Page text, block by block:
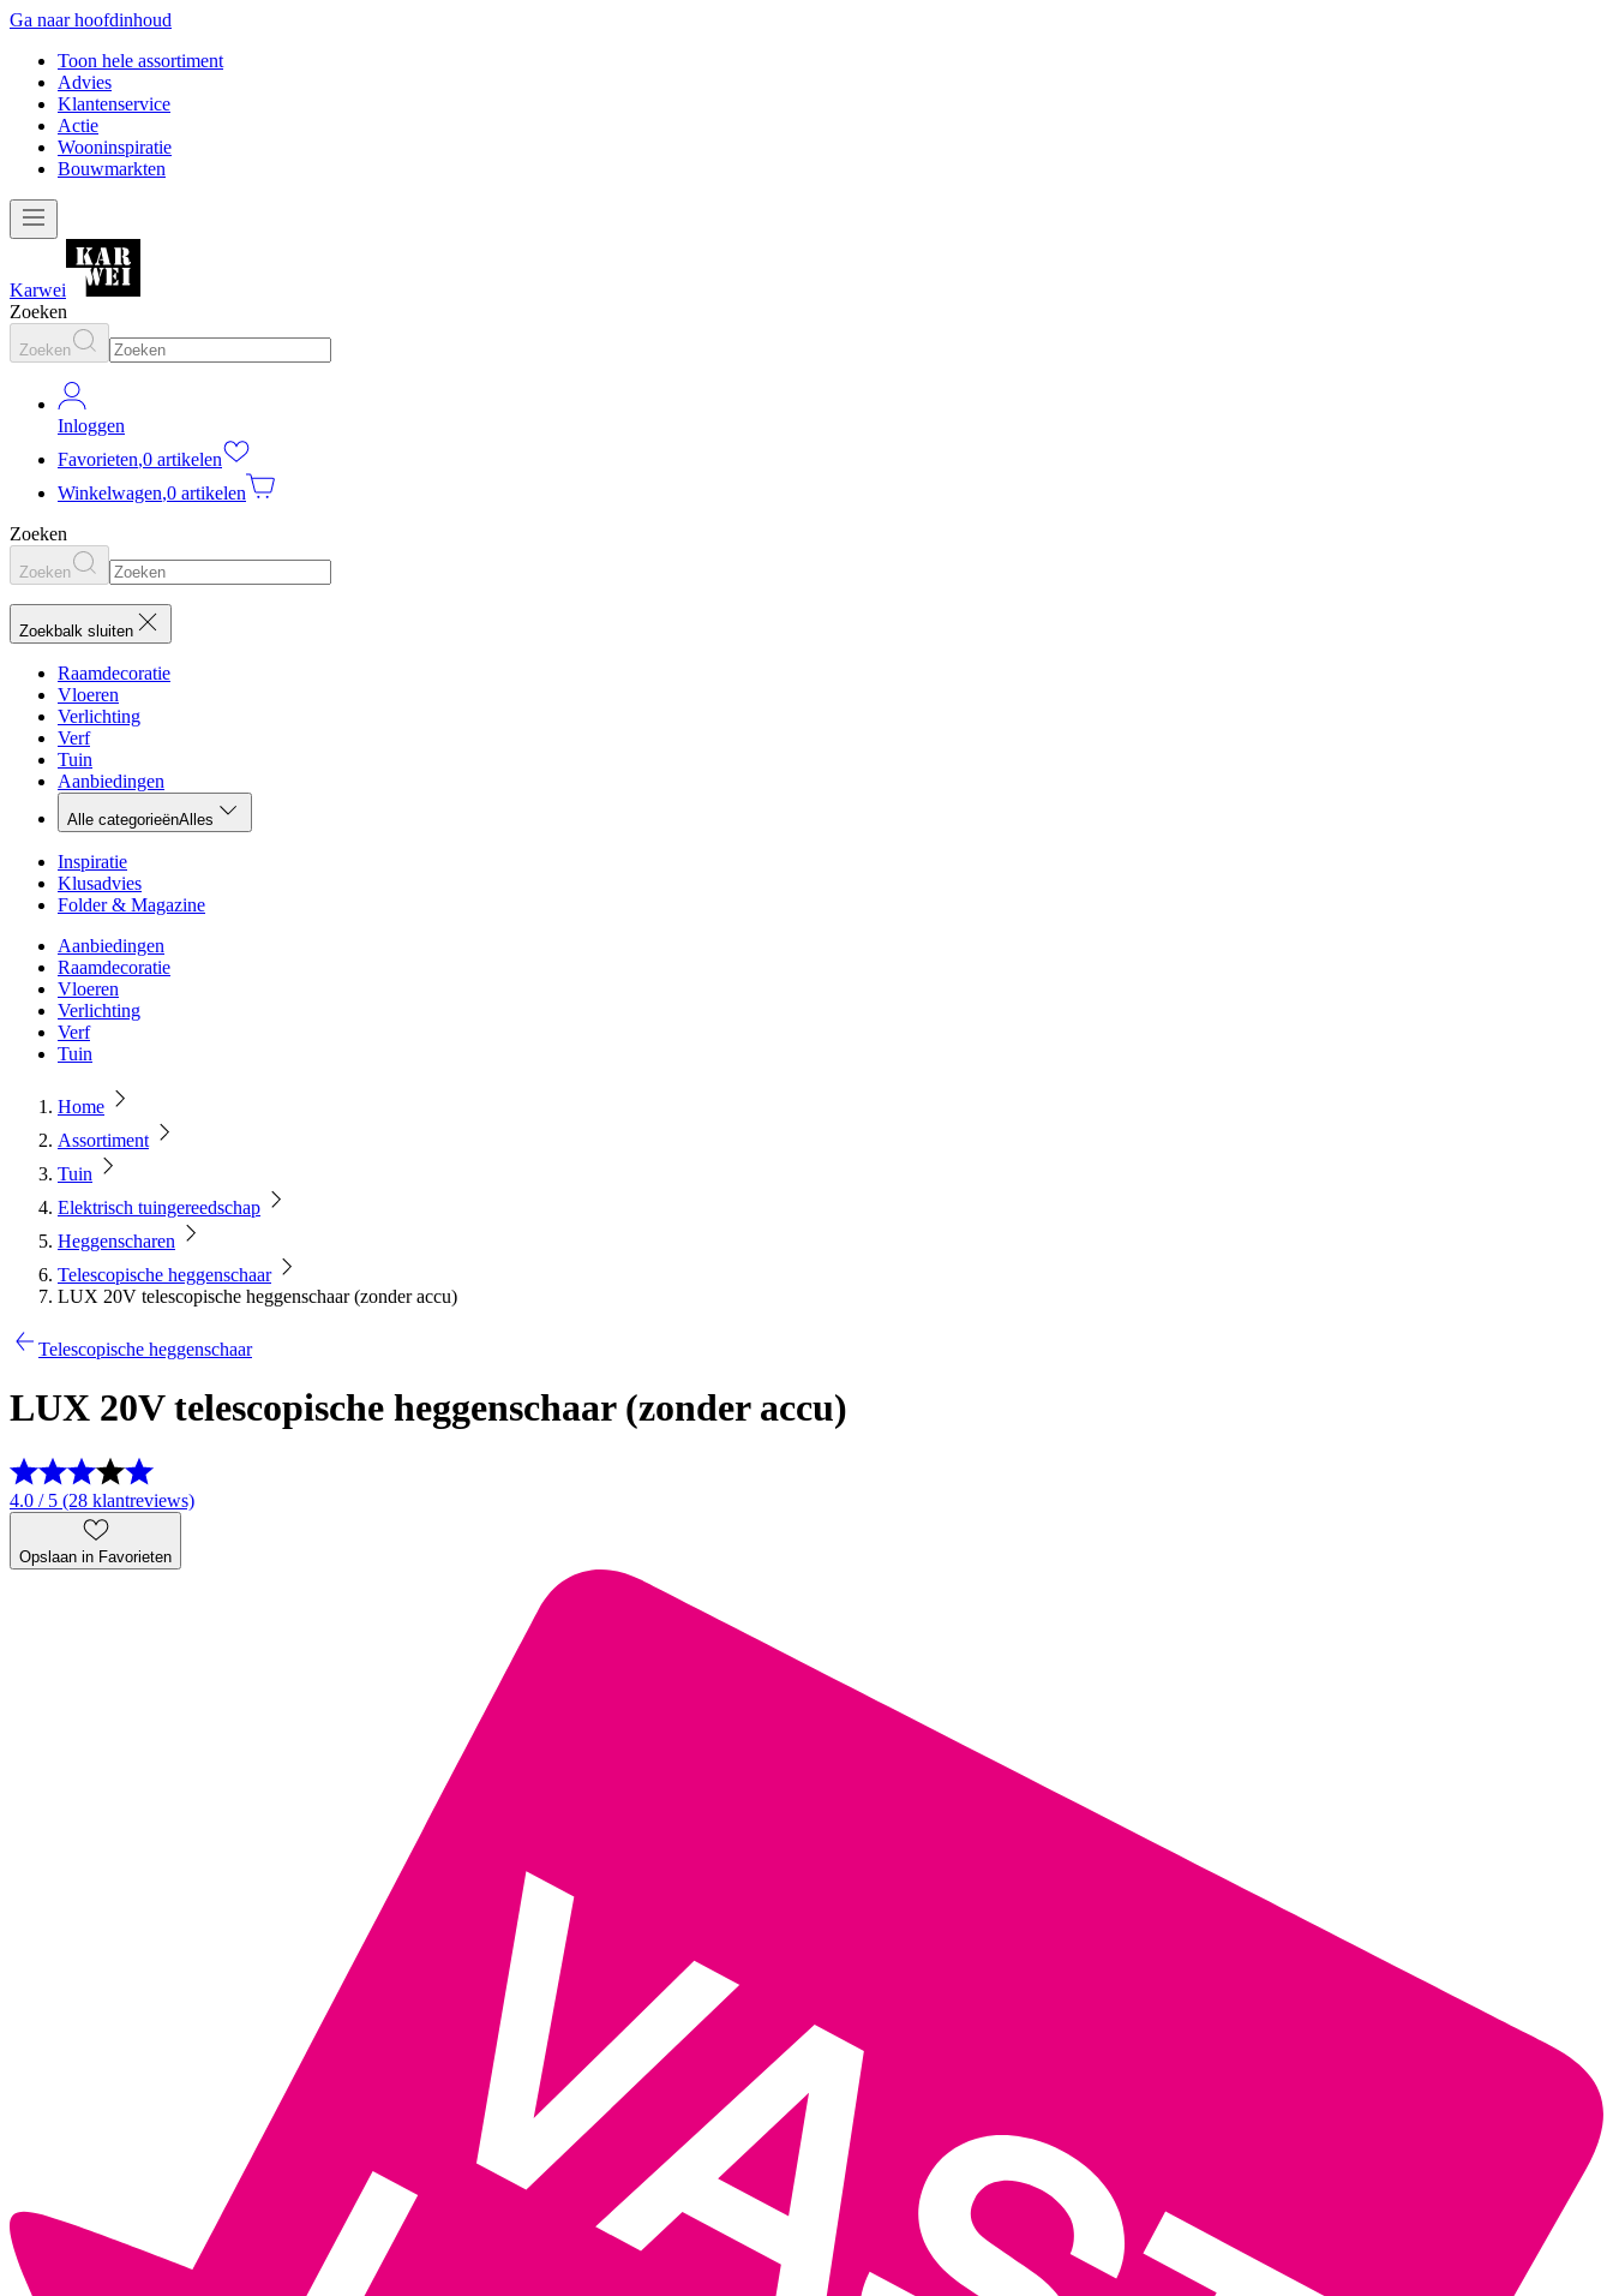
Ga naar hoofdinhoud
Toon hele assortiment
Advies
Klantenservice
Actie
Wooninspiratie
Bouwmarkten
Karwei
Zoeken
Zoeken
Inloggen
Favorieten,0 artikelen
Winkelwagen,0 artikelen
Zoeken
Zoeken
Zoekbalk sluiten
Raamdecoratie
Vloeren
Verlichting
Verf
Tuin
Aanbiedingen
Alle categorieënAlles
Inspiratie
Klusadvies
Folder & Magazine
Aanbiedingen
Raamdecoratie
Vloeren
Verlichting
Verf
Tuin
Home
Assortiment
Tuin
Elektrisch tuingereedschap
Heggenscharen
Telescopische heggenschaar
LUX 20V telescopische heggenschaar (zonder accu)
Telescopische heggenschaar
LUX 20V telescopische heggenschaar (zonder accu)
4.0 / 5 (28 klantreviews)
Opslaan in Favorieten